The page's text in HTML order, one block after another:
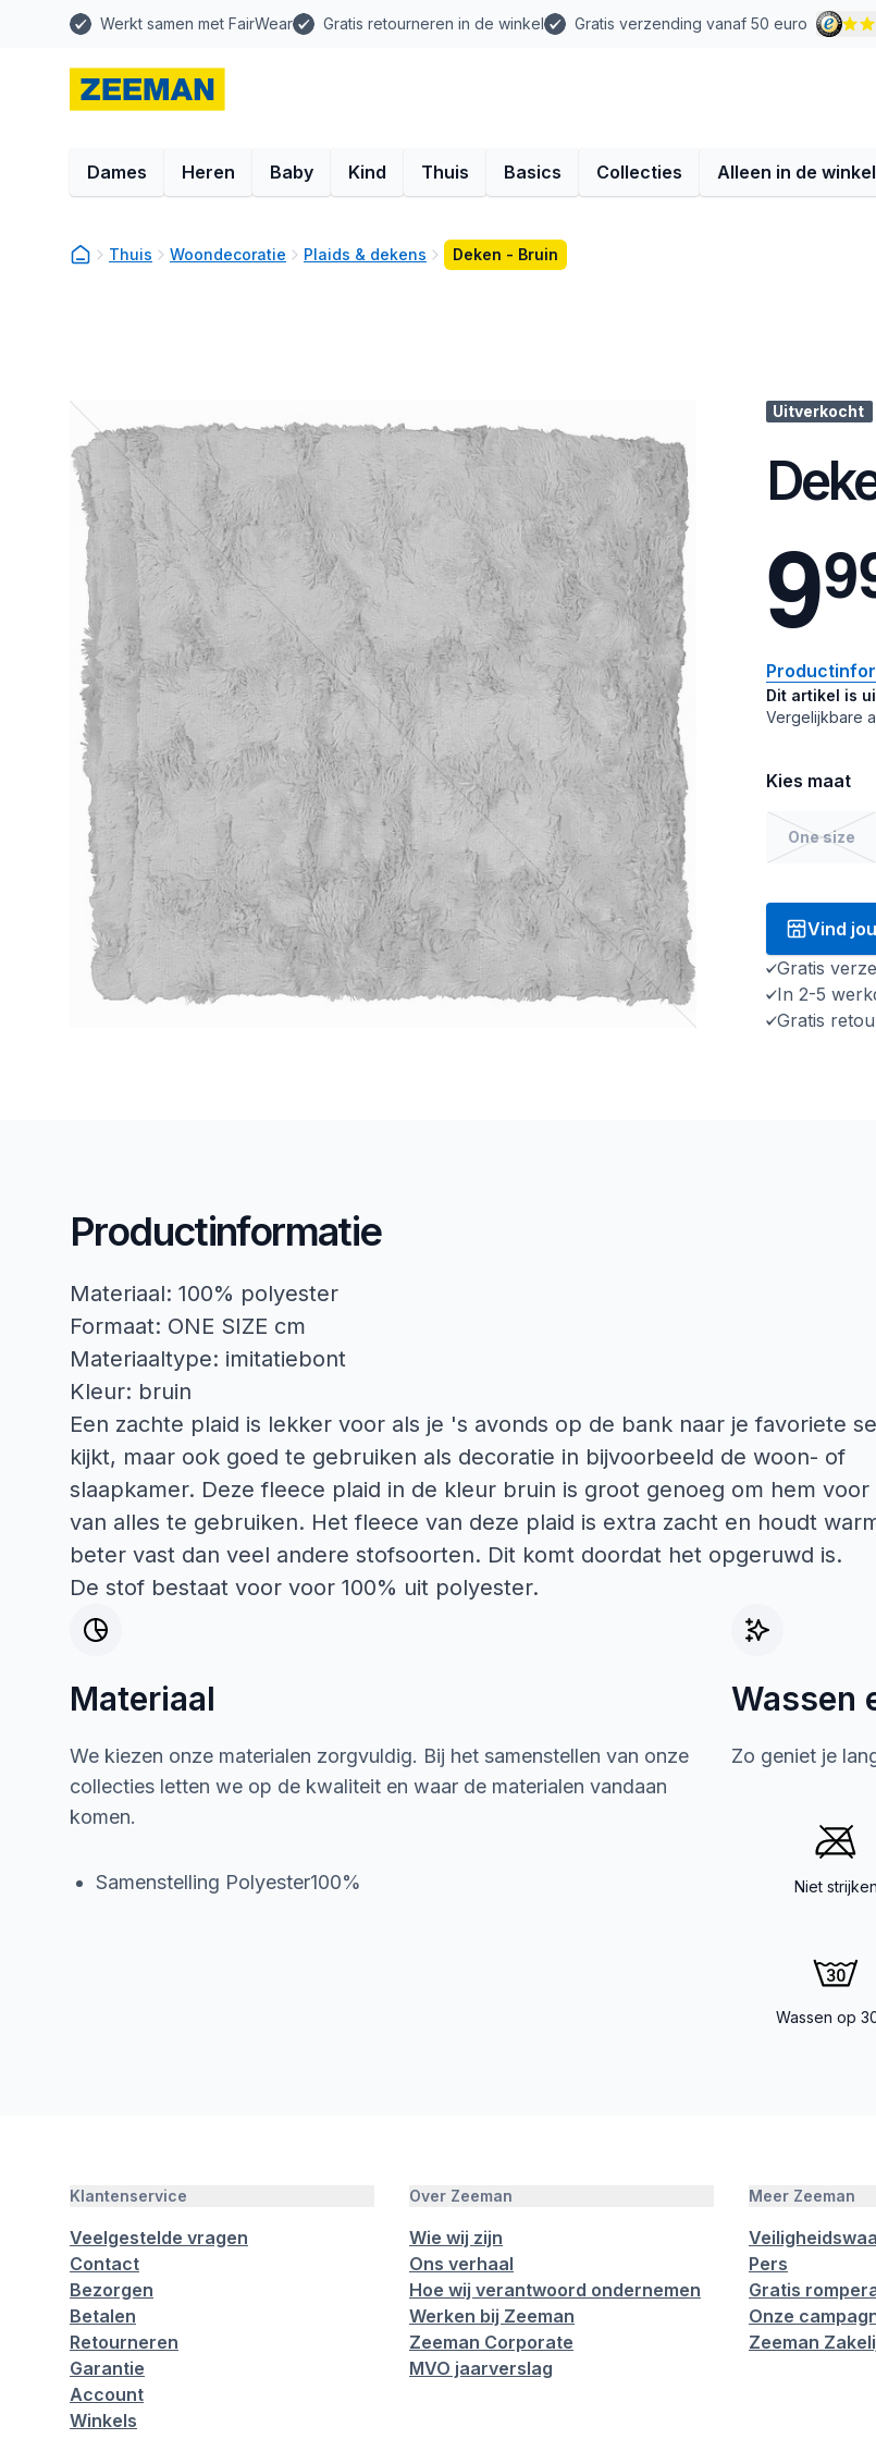
Werkt samen met FairWear Gratis retourneren in de winkel Gratis verzending vanaf 50 euro
Dames Heren Baby Kind Thuis Basics Collecties Alleen in de winkel
Thuis Woondecoratie Plaids & dekens Deken - Bruin
Uitverkocht
99
Dit artikel is
Vergelijkbare
Kies maat
One size
Vind
Gratis
In 2-5
Gratis
Productinformatie
Materiaal: 100% polyester
Formaat: ONE SIZE cm
Materiaaltype: imitatiebont
Kleur: bruin
Een zachte plaid is lekker voor als je 's avonds op de bank naar je favoriete
kijkt, maar ook goed te gebruiken als decoratie in bijvoorbeeld de woon- of
slaapkamer. Deze fleece plaid in de kleur bruin is groot genoeg om hem voor
van alles te gebruiken. Het fleece van deze plaid is extra zacht en houdt
beter vast dan veel andere stofsoorten. Dit komt doordat het opgeruwd is.
De stof bestaat voor voor 100% uit polyester.
Materiaal
We kiezen onze materialen zorgvuldig. Bij het samenstellen van onze
collecties letten we op de kwaliteit en waar de materialen vandaan
komen.
Samenstelling Polyester100%
Wassen
Zo geniet je
Niet strijken
Wassen op
Klantenservice
Veelgestelde vragen
Contact
Bezorgen
Betalen
Retourneren
Garantie
Account
Winkels
Over Zeeman
Wie wij zijn
Ons verhaal
Hoe wij verantwoord ondernemen
Werken bij Zeeman
Zeeman Corporate
MVO jaarverslag
Meer Zeeman
Pers
Gratis
Onze
Zeeman